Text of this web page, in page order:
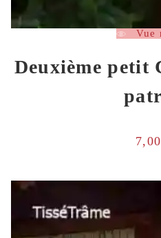
Vue
Deuxième petit
7,00